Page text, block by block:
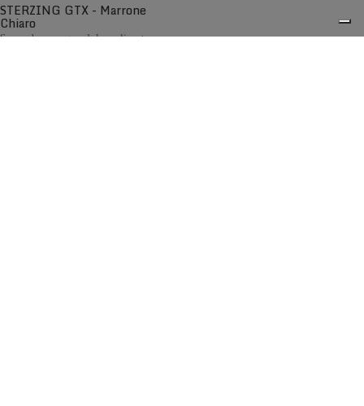
STERZING GTX - Marrone
Chiaro
Scarpa bassa a guardolo realizzata con